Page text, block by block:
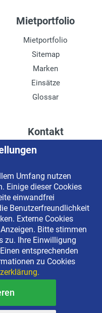
Mietportfolio
Mietportfolio
Sitemap
Marken
Einsätze
Glossar
Kontakt
Kontaktformular
Impressum
Datenschutzerklärung
Newsletter-Anmeldung
KG All rights reserved |
092 99 70
Umfang nutzen
Einige dieser Cookies
einwandfrei
Benutzerfreundlichkeit
Externe Cookies
Bitte stimmen
zu. Ihre Einwilligung
entsprechenden
zu Cookies